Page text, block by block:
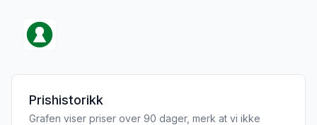
Prishistorikk
Grafen viser priser over 90 dager, merk at vi ikke